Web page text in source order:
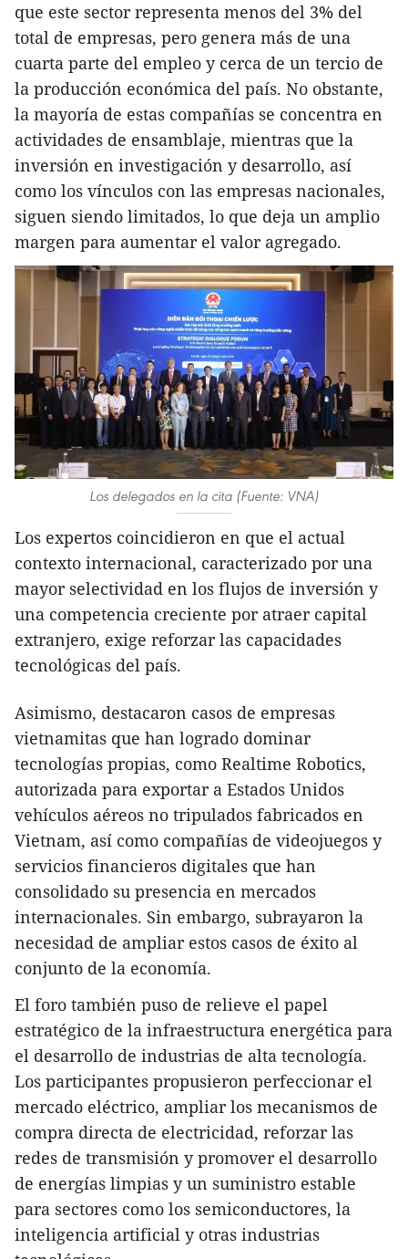
que este sector representa menos del 3% del
total de empresas, pero genera más de una
cuarta parte del empleo y cerca de un tercio de
la producción económica del país. No obstante,
la mayoría de estas compañías se concentra en
actividades de ensamblaje, mientras que la
inversión en investigación y desarrollo, así
como los vínculos con las empresas nacionales,
siguen siendo limitados, lo que deja un amplio
margen para aumentar el valor agregado.
Los delegados en la cita (Fuente: VNA)
Los expertos coincidieron en que el actual
contexto internacional, caracterizado por una
mayor selectividad en los flujos de inversión y
una competencia creciente por atraer capital
extranjero, exige reforzar las capacidades
tecnológicas del país.
Asimismo, destacaron casos de empresas
vietnamitas que han logrado dominar
tecnologías propias, como Realtime Robotics,
autorizada para exportar a Estados Unidos
vehículos aéreos no tripulados fabricados en
Vietnam, así como compañías de videojuegos y
servicios financieros digitales que han
consolidado su presencia en mercados
internacionales. Sin embargo, subrayaron la
necesidad de ampliar estos casos de éxito al
conjunto de la economía.
El foro también puso de relieve el papel
estratégico de la infraestructura energética para
el desarrollo de industrias de alta tecnología.
Los participantes propusieron perfeccionar el
mercado eléctrico, ampliar los mecanismos de
compra directa de electricidad, reforzar las
redes de transmisión y promover el desarrollo
de energías limpias y un suministro estable
para sectores como los semiconductores, la
inteligencia artificial y otras industrias